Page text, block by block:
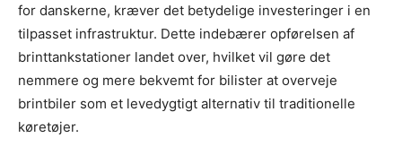
for danskerne, kræver det betydelige investeringer i en
tilpasset infrastruktur. Dette indebærer opførelsen af
brinttankstationer landet over, hvilket vil gøre det
nemmere og mere bekvemt for bilister at overveje
brintbiler som et levedygtigt alternativ til traditionelle
køretøjer.